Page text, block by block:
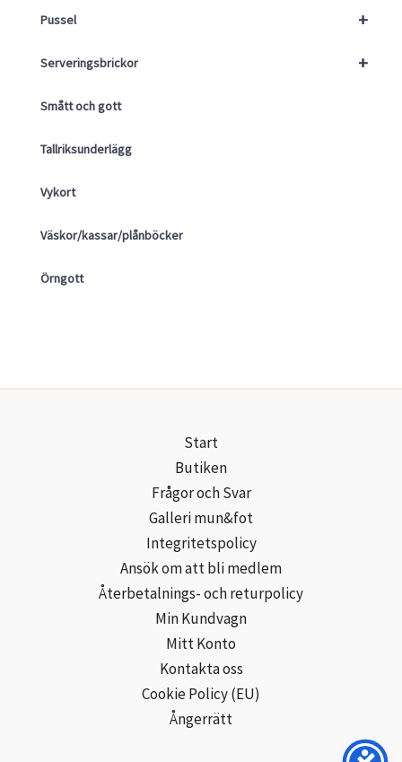
+
Pussel
+
Serveringsbrickor
Smått och gott
Tallriksunderlägg
Vykort
Väskor/kassar/plånböcker
Örngott
Start
Butiken
Frågor och Svar
Galleri mun&fot
Integritetspolicy
Ansök om att bli medlem
Återbetalnings- och returpolicy
Min Kundvagn
Mitt Konto
Kontakta oss
Cookie Policy (EU)
Ångerrätt